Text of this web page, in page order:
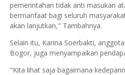
pemerintahan tidak anti masukan
bermanfaat bagi seluruh
akan lanjutkan," Tambahnya.
Selain itu, Karina Soerbakti,
Bogor, juga menyampaikan
"Kita lihat saja bagaimana